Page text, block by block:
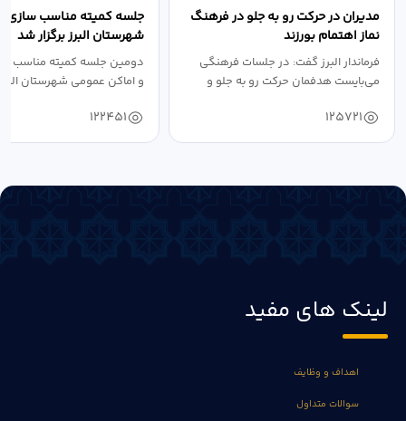
مدیران در حرکت رو به جلو در فرهنگ
نماز اهتمام بورزند
فرماندار البرز گفت: در جلسات فرهنگی
می‌بایست هدفمان حرکت رو به جلو و
125721
جلسه کمیته مناسب سازی
شهرستان البرز برگزار شد
دومین جلسه کمیته مناسب
و اماکن عمومی شهرستان
122451
لینک های مفید
اهداف و وظایف
سوالات متداول